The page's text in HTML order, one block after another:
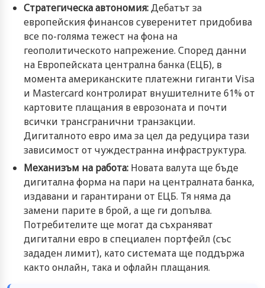
Стратегическа автономия:Дебатът за
европейския финансов суверенитет придобива
все по-голяма тежест на фона на
геополитическото напрежение. Според данни
на Европейската централна банка (ЕЦБ), в
момента американските платежни гиганти Visa
и Mastercard контролират внушителните 61% от
картовите плащания в еврозоната и почти
всички трансгранични транзакции.
Дигиталното евро има за цел да редуцира тази
зависимост от чуждестранна инфраструктура.
Механизъм на работа: Новата валута ще бъде
дигитална форма на пари на централната банка,
издавани и гарантирани от ЕЦБ. Тя няма да
замени парите в брой, а ще ги допълва.
Потребителите ще могат да съхраняват
дигитални евро в специален портфейл (със
зададен лимит), като системата ще поддържа
както онлайн, така и офлайн плащания.